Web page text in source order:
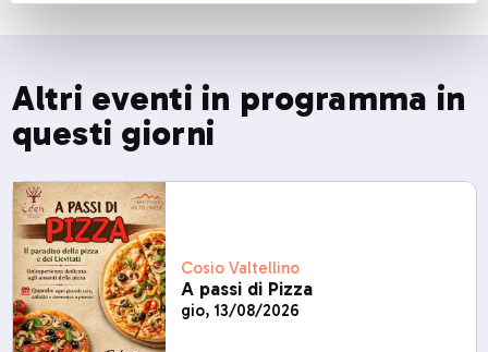
Altri eventi in programma in
questi giorni
Cosio Valtellino
A passi di Pizza
gio, 13/08/2026